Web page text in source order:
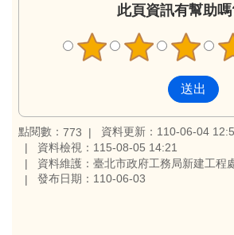
此頁資訊有幫助
點閱數： 773
資料更新：110-06-04
資料檢視：115-08-05 14:21
資料維護：臺北市政府工務局新建工程
發布日期：110-06-03